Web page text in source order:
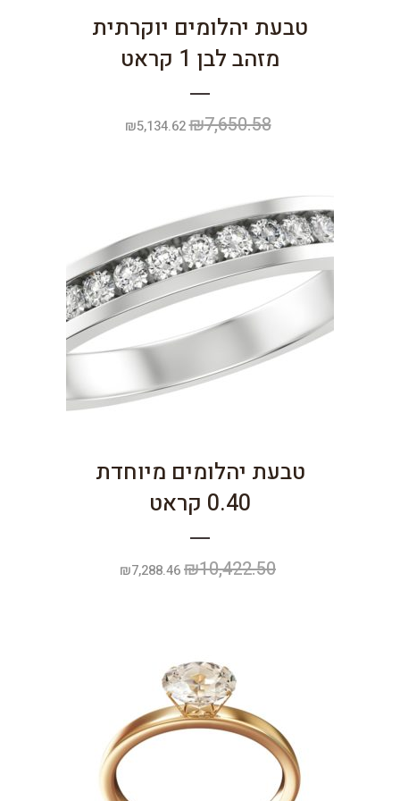
טבעת יהלומים יוקרתית
מזהב לבן 1 קראט
₪7,650.58
המחיר
₪5,134.62
טבעת יהלומים מיוחדת
0.40 קראט
₪10,422.50
המחיר
₪7,288.46